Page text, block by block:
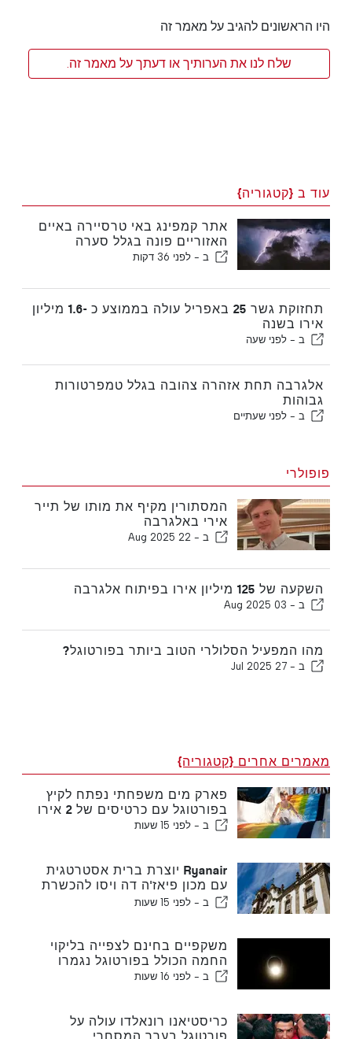
היו הראשונים להגיב על מאמר זה
שלח לנו את הערותיך או דעתך על מאמר זה.
עוד ב {קטגוריה}
אתר קמפינג באי טרסיירה באיים
האזוריים פונה בגלל סערה
ב - לפני 36 דקות
תחזוקת גשר 25 באפריל עולה בממוצע כ -1.6 מיליון
אירו בשנה
ב - לפני שעה
אלגרבה תחת אזהרה צהובה בגלל טמפרטורות
גבוהות
ב - לפני שעתיים
פופולרי
המסתורין מקיף את מותו של תייר
אירי באלגרבה
ב - 22 Aug 2025
השקעה של 125 מיליון אירו בפיתוח אלגרבה
ב - 03 Aug 2025
מהו המפעיל הסלולרי הטוב ביותר בפורטוגל?
ב - 27 Jul 2025
מאמרים אחרים {קטגוריה}
פארק מים משפחתי נפתח לקיץ
בפורטוגל עם כרטיסים של 2 אירו
ב - לפני 15 שעות
Ryanair יוצרת ברית אסטרטגית
עם מכון פיאז'ה דה ויסו להכשרת
מגזר תעופה בפורטוגל
ב - לפני 15 שעות
משקפיים בחינם לצפייה בליקוי
החמה הכולל בפורטוגל נגמרו
ב - לפני 16 שעות
כריסטיאנו רונאלדו עולה על